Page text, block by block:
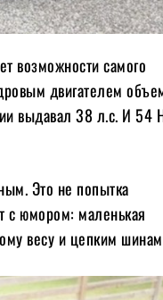
возможности самого
двигателем
выдавал 38 л.с. И 54
Это не попытка
с юмором: маленькая
весу и цепким шинам